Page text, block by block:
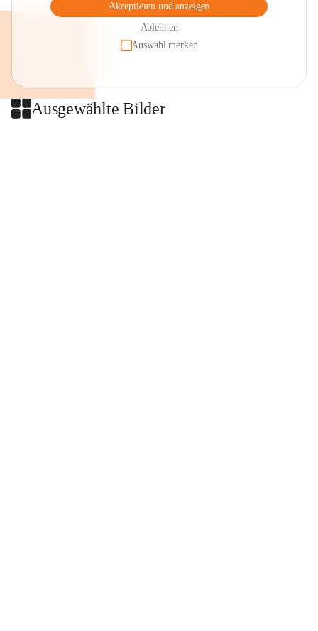
Akzeptieren und anzeigen
Ablehnen
Auswahl merken
Ausgewählte Bilder